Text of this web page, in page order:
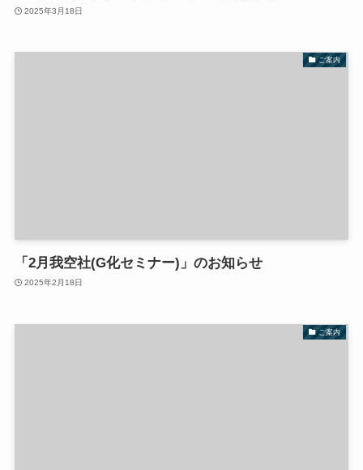
2025年3月18日
ご案内
「2月我空社(G化セミナー)」のお知らせ
2025年2月18日
ご案内